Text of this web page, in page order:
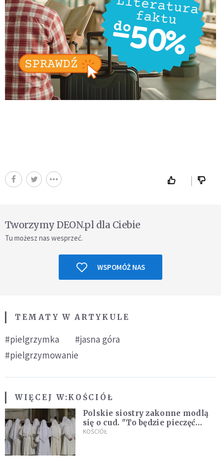
Tworzymy DEON.pl dla Ciebie
Tu możesz nas wesprzeć.
WSPOMÓŻ NAS
TEMATY W ARTYKULE
#pielgrzymka
#jasna góra
#pielgrzymowanie
WIĘCEJ W:KOŚCIÓŁ
Polskie siostry zakonne modlą
się o cud. "To będzie pieczęć
Pana Boga dla naszej wiary"
KOŚCIÓŁ